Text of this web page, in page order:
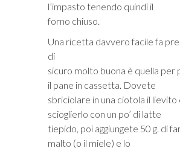
l’impasto tenendo quindi il
forno chiuso.
Una ricetta davvero facile fa
di
sicuro molto buona è quella per
il pane in cassetta. Dovete
sbriciolare in una ciotola il lievito
scioglierlo con un po’ di latte
tiepido, poi aggiungete 50 g. di
malto (o il miele) e lo